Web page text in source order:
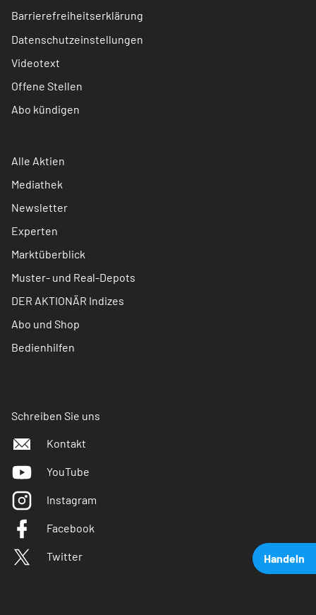
Handeln
Barrierefreiheitserklärung
Datenschutzeinstellungen
Videotext
Offene Stellen
Abo kündigen
Alle Aktien
Mediathek
Newsletter
Experten
Marktüberblick
Muster- und Real-Depots
DER AKTIONÄR Indizes
Abo und Shop
Bedienhilfen
Schreiben Sie uns
Kontakt
YouTube
Instagram
Facebook
Twitter